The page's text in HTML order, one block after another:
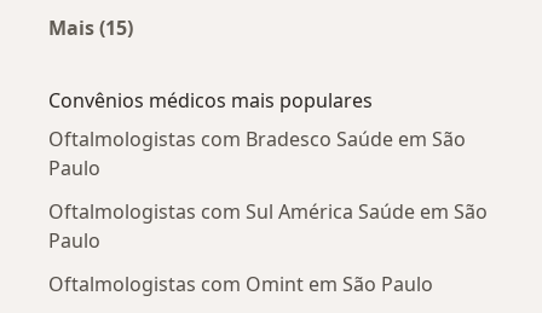
Mais (15)
Convênios médicos mais populares
Oftalmologistas com Bradesco Saúde em São
Paulo
Oftalmologistas com Sul América Saúde em São
Paulo
Oftalmologistas com Omint em São Paulo